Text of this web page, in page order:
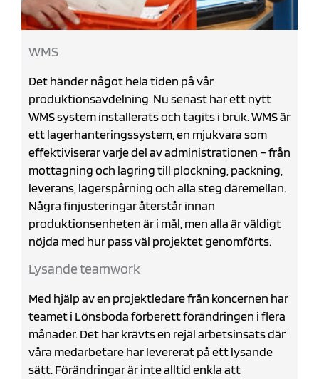
WMS
Det händer något hela tiden på vår
produktionsavdelning. Nu senast har ett nytt
WMS system installerats och tagits i bruk. WMS är
ett lagerhanteringssystem, en mjukvara som
effektiviserar varje del av administrationen – från
mottagning och lagring till plockning, packning,
leverans, lagerspårning och alla steg däremellan.
Några finjusteringar återstår innan
produktionsenheten är i mål, men alla är väldigt
nöjda med hur pass väl projektet genomförts.
Lysande teamwork
Med hjälp av en projektledare från koncernen har
teamet i Lönsboda förberett förändringen i flera
månader. Det har krävts en rejäl arbetsinsats där
våra medarbetare har levererat på ett lysande
sätt. Förändringar är inte alltid enkla att